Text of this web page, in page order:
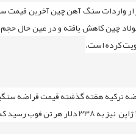
چین کاهش یافته و در عین حال
کرده است.
قیمت قراضه سنگین 20-80 در 411 دلار هر تن سی اف آر ثبات